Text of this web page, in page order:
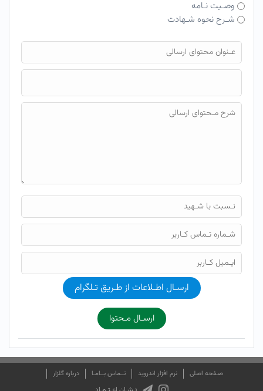
وصـیت نـامه
شـرح نحوه شـهادت
فایل محتوای ارسالی
ارسـال اطـلاعات از طـریق تـلگرام
ارسـال مـحتوا
صـفحه اصلی نرم افزار اندروید تــماس بــامـا درباره گلزار